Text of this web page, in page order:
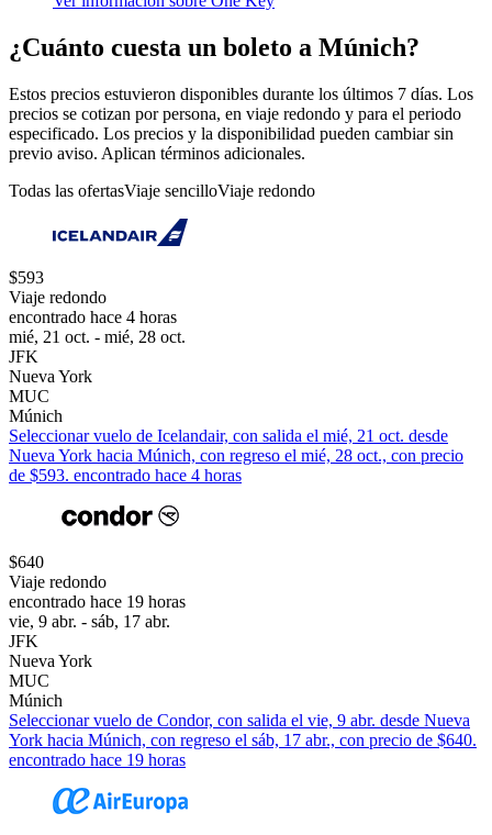
¿Cuánto cuesta un boleto a Múnich?
Estos precios estuvieron disponibles durante los últimos 7 días. Los
precios se cotizan por persona, en viaje redondo y para el periodo
especificado. Los precios y la disponibilidad pueden cambiar sin
previo aviso. Aplican términos adicionales.
Todas las ofertasViaje sencilloViaje redondo
$593
Viaje redondo
encontrado hace 4 horas
mié, 21 oct. - mié, 28 oct.
JFK
Nueva York
MUC
Múnich
Seleccionar vuelo de Icelandair, con salida el mié, 21 oct. desde
Nueva York hacia Múnich, con regreso el mié, 28 oct., con precio
de $593. encontrado hace 4 horas
$640
Viaje redondo
encontrado hace 19 horas
vie, 9 abr. - sáb, 17 abr.
JFK
Nueva York
MUC
Múnich
Seleccionar vuelo de Condor, con salida el vie, 9 abr. desde Nueva
York hacia Múnich, con regreso el sáb, 17 abr., con precio de $640.
encontrado hace 19 horas